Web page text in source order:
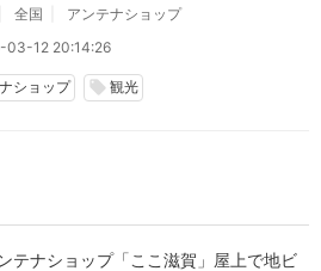
全国
アンテナショップ
03-12 20:14:26
ショップ local_offer 観光
テナショップ「ここ滋賀」屋上で地ビ